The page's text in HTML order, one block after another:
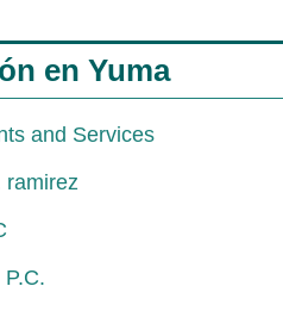
en Yuma
and Services
ramirez